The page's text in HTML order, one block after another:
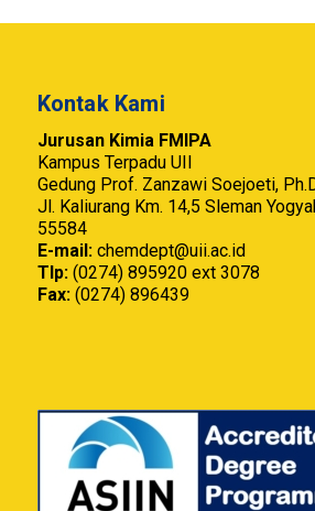
Kontak Kami
Jurusan Kimia FMIPA
Kampus Terpadu UII
Gedung Prof. Zanzawi Soejoeti,
Jl. Kaliurang Km. 14,5 Sleman
55584
E-mail: chemdept@uii.ac.id
Tlp:(0274) 895920 ext 3078
Fax:(0274) 896439